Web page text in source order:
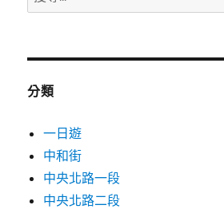
尋
鍵
分類
一日遊
中和街
中央北路一段
中央北路二段